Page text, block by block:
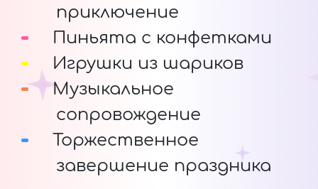
приключение
Пиньята с конфетками
Игрушки из шариков
Музыкальное
сопровождение
Торжественное
завершение праздника